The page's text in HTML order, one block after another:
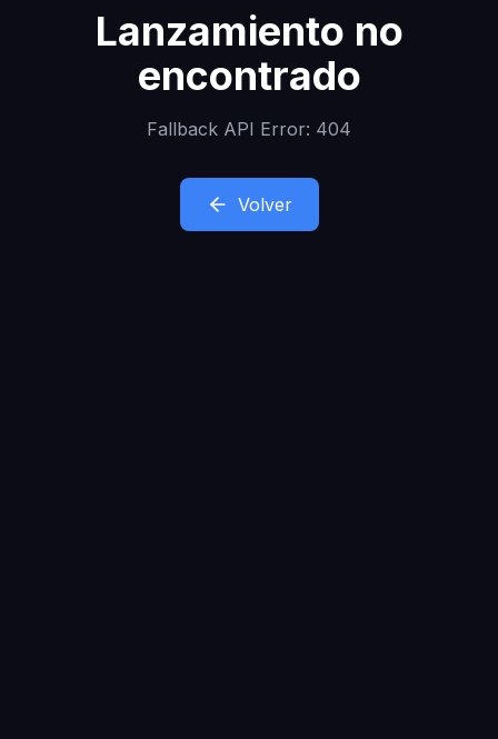
Lanzamiento no
encontrado
Fallback API Error: 404
Volver